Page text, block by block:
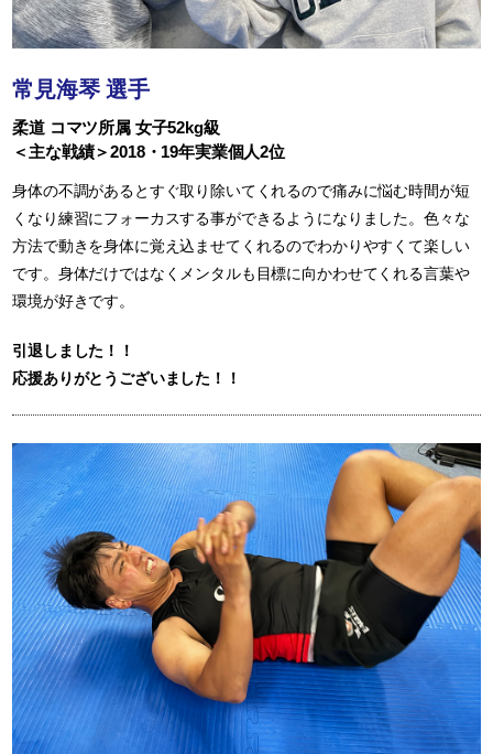
常見海琴 選手
柔道 コマツ所属 女子52kg級
＜主な戦績＞2018・19年実業個人2位
身体の不調があるとすぐ取り除いてくれるので痛みに悩む時間が短
くなり練習にフォーカスする事ができるようになりました。色々な
方法で動きを身体に覚え込ませてくれるのでわかりやすくて楽しい
です。身体だけではなくメンタルも目標に向かわせてくれる言葉や
環境が好きです。
引退しました！！
応援ありがとうございました！！